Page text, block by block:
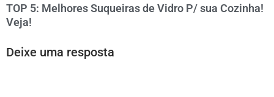
TOP 5: Melhores Suqueiras de Vidro P/ sua Cozinha!
Veja!
Deixe uma resposta